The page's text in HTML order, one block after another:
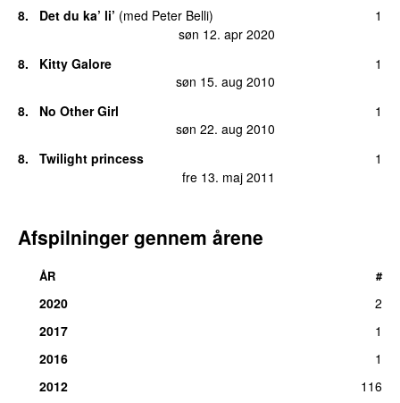
8. Det du ka’ li’ (med Peter Belli)
søn 12. apr 2020
1
8.
Kitty Galore
søn 15. aug 2010
1
8.
No Other Girl
søn 22. aug 2010
1
8.
Twilight princess
fre 13. maj 2011
1
Afspilninger gennem årene
ÅR #
2020
2
2017
1
2016
1
2012
116